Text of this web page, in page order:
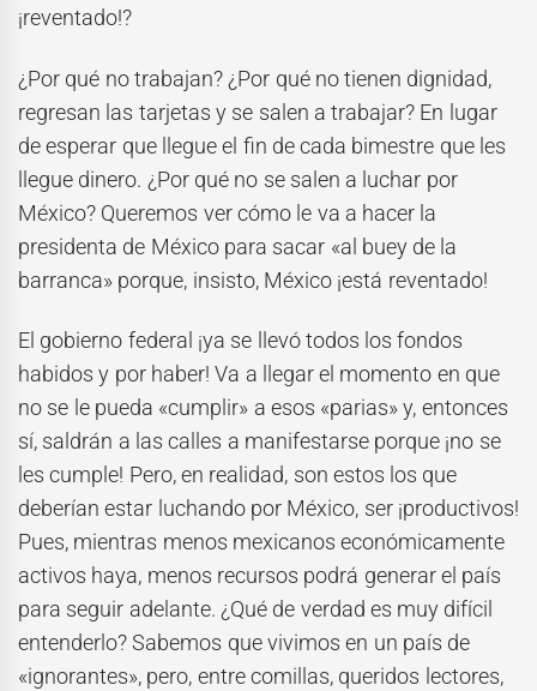
¡reventado!?
¿Por qué no trabajan? ¿Por qué no tienen dignidad,
regresan las tarjetas y se salen a trabajar? En lugar
de esperar que llegue el fin de cada bimestre que les
llegue dinero. ¿Por qué no se salen a luchar por
México? Queremos ver cómo le va a hacer la
presidenta de México para sacar «al buey de la
barranca» porque, insisto, México ¡está reventado!
El gobierno federal ¡ya se llevó todos los fondos
habidos y por haber! Va a llegar el momento en que
no se le pueda «cumplir» a esos «parias» y, entonces
sí, saldrán a las calles a manifestarse porque ¡no se
les cumple! Pero, en realidad, son estos los que
deberían estar luchando por México, ser ¡productivos!
Pues, mientras menos mexicanos económicamente
activos haya, menos recursos podrá generar el país
para seguir adelante. ¿Qué de verdad es muy difícil
entenderlo? Sabemos que vivimos en un país de
«ignorantes», pero, entre comillas, queridos lectores,